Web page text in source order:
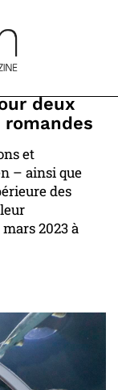
deux
et
– ainsi que
des
2023 à